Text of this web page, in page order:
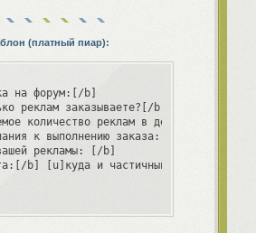
(платный пиар):
на форум:[/b]
реклам заказываете?[/b] [u][/u]
количество реклам в день:[/b] [u][/u]
к выполнению заказа:[/b] [u][/u]
рекламы: [/b]
b] [u]куда и частичный/полный[/u]